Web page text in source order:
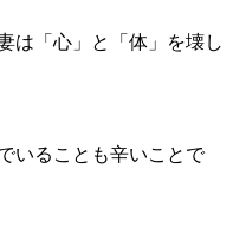
は「心」と「体」を壊し
いることも辛いことで